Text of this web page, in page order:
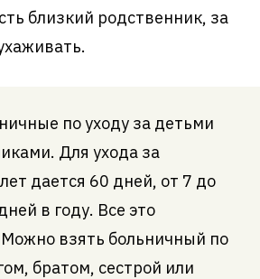
близкий родственник, за
по уходу за детьми
Для ухода за
дается 60 дней, от 7 до
в году. Все это
Можно взять больничный по
братом, сестрой или